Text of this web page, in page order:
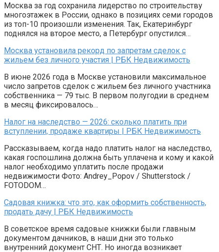
Москва за год сохранила лидерство по строительству
многоэтажек в России, однако в позициях семи городов
из топ-10 произошли изменения. Так, Екатеринбург
поднялся на второе место, а Петербург опустился…
Москва установила рекорд по запретам сделок с
жильем без личного участия | РБК Недвижимость
В июне 2026 года в Москве установили максимальное
число запретов сделок с жильем без личного участника
собственника — 79 тыс. В первом полугодии в среднем
в месяц фиксировалось…
Налог на наследство — 2026: сколько платить при
вступлении, продаже квартиры | РБК Недвижимость
Рассказываем, когда надо платить налог на наследство,
какая госпошлина должна быть уплачена и кому и какой
налог необходимо уплатить после продажи
недвижимости Фото: Andrey_Popov / Shutterstock /
FOTODOM…
Садовая книжка: что это, как оформить собственность,
продать дачу | РБК Недвижимость
В советское время садовые книжки были главным
документом дачников, в наши дни это только
внутренний документ СНТ. Но иногда возникает